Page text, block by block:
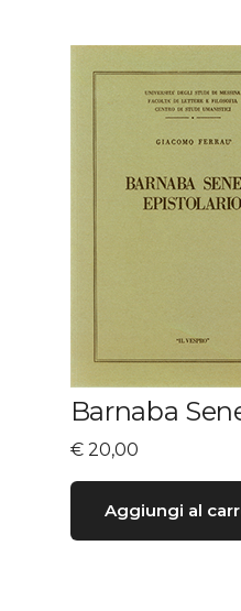
Barnaba
€20,00
Aggiungi al